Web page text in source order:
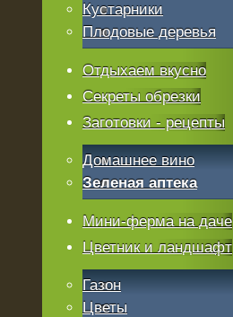
Кустарники
Плодовые деревья
Отдыхаем вкусно
Секреты обрезки
Заготовки - рецепты
Домашнее вино
Зеленая аптека
Мини-ферма на даче
Цветник и ландшафт
Газон
Цветы